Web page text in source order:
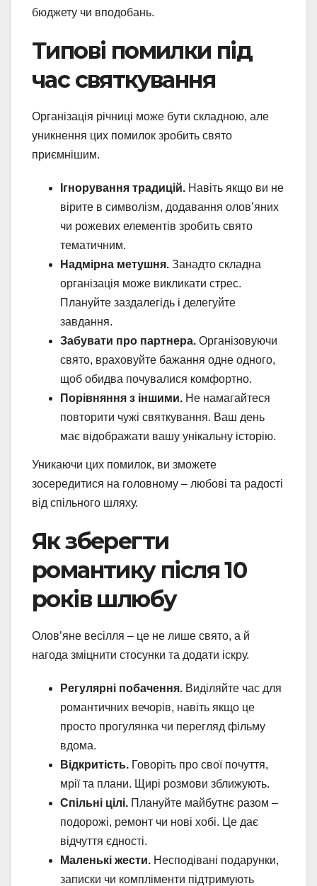
бюджету чи вподобань.
Типові помилки під
час святкування
Організація річниці може бути складною, але
уникнення цих помилок зробить свято
приємнішим.
Ігнорування традицій. Навіть якщо ви не
вірите в символізм, додавання олов’яних
чи рожевих елементів зробить свято
тематичним.
Надмірна метушня. Занадто складна
організація може викликати стрес.
Плануйте заздалегідь і делегуйте
завдання.
Забувати про партнера. Організовуючи
свято, враховуйте бажання одне одного,
щоб обидва почувалися комфортно.
Порівняння з іншими. Не намагайтеся
повторити чужі святкування. Ваш день
має відображати вашу унікальну історію.
Уникаючи цих помилок, ви зможете
зосередитися на головному – любові та радості
від спільного шляху.
Як зберегти
романтику після 10
років шлюбу
Олов’яне весілля – це не лише свято, а й
нагода зміцнити стосунки та додати іскру.
Регулярні побачення. Виділяйте час для
романтичних вечорів, навіть якщо це
просто прогулянка чи перегляд фільму
вдома.
Відкритість. Говоріть про свої почуття,
мрії та плани. Щирі розмови зближують.
Спільні цілі. Плануйте майбутнє разом –
подорожі, ремонт чи нові хобі. Це дає
відчуття єдності.
Маленькі жести. Несподівані подарунки,
записки чи компліменти підтримують